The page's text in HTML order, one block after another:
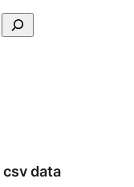
csv data